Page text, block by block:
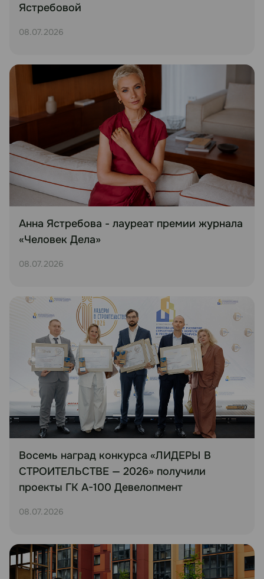
Ястребовой
08.07.2026
Анна Ястребова - лауреат премии журнала
«Человек Дела»
08.07.2026
Восемь наград конкурса «ЛИДЕРЫ В
СТРОИТЕЛЬСТВЕ — 2026» получили
проекты ГК А-100 Девелопмент
08.07.2026